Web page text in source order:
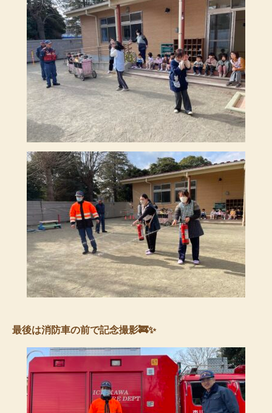
最後は消防車の前で記念撮影🚒✨